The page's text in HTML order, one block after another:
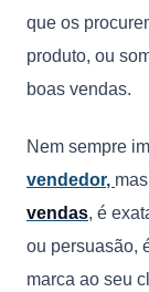
que os
produto, ou
boas vendas.
Nem sempre
vendedor,
vendas, é
ou persuasão,
marca ao seu